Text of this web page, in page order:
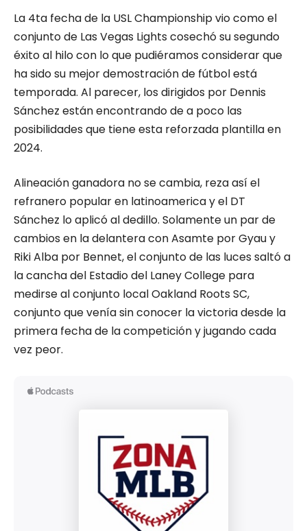
La 4ta fecha de la USL Championship vio como el
conjunto de Las Vegas Lights cosechó su segundo
éxito al hilo con lo que pudiéramos considerar que
ha sido su mejor demostración de fútbol está
temporada. Al parecer, los dirigidos por Dennis
Sánchez están encontrando de a poco las
posibilidades que tiene esta reforzada plantilla en
2024.
Alineación ganadora no se cambia, reza así el
refranero popular en latinoamerica y el DT
Sánchez lo aplicó al dedillo. Solamente un par de
cambios en la delantera con Asamte por Gyau y
Riki Alba por Bennet, el conjunto de las luces saltó a
la cancha del Estadio del Laney College para
medirse al conjunto local Oakland Roots SC,
conjunto que venía sin conocer la victoria desde la
primera fecha de la competición y jugando cada
vez peor.